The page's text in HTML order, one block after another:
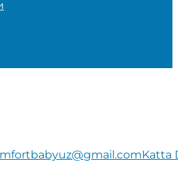
Katta
Facebook
в Instagram
в Telegram
нами в YouTube